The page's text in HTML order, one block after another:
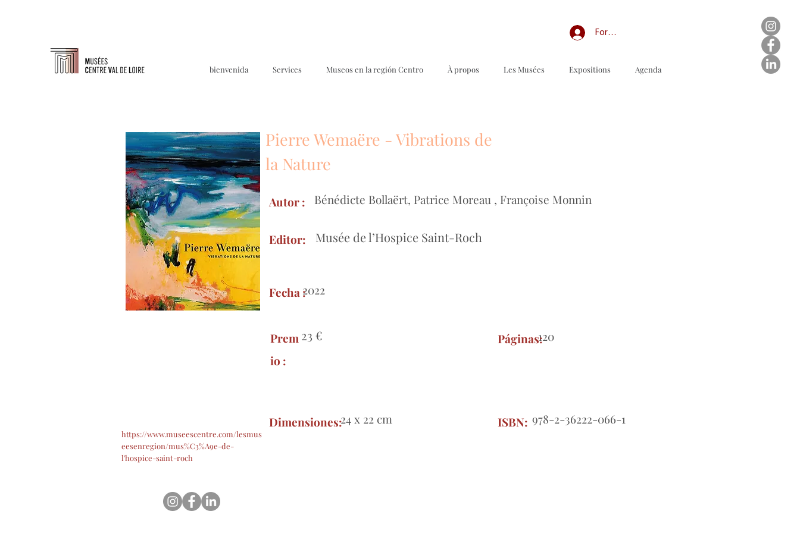
Forum professionnel/My Groups
bienvenida Services Museos en la región Centro À propos Les Musées Expositions Agenda
Pierre Wemaëre - Vibrations de
la Nature
Autor : Bénédicte Bollaërt, Patrice Moreau , Françoise Monnin
Musée de l’Hospice Saint-Roch
Editor:
2022
Fecha :
23 €
Prem
io :
120
Páginas:
https://www.museescentre.com/lesmus
eesenregion/mus%C3%A9e-de-
l'hospice-saint-roch
24 x 22 cm
Dimensiones: 978-2-36222-066-1
ISBN: